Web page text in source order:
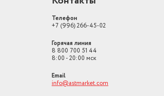
отделении
3
в упаковке, (кг)
65.5
64
перевешивания
Телефон
+7 (996) 266-45-02
Горячая линия
8 800 700 51 44
8:00 - 20:00 мск
Email
info@astmarket.com